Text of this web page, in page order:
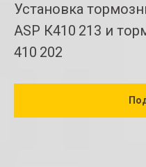
Установка
ASP К410 213 и
410 202